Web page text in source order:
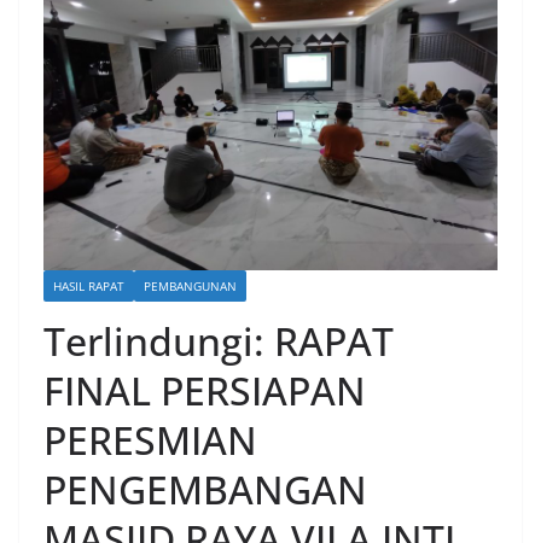
HASIL RAPAT PEMBANGUNAN
Terlindungi: RAPAT
FINAL PERSIAPAN
PERESMIAN
PENGEMBANGAN